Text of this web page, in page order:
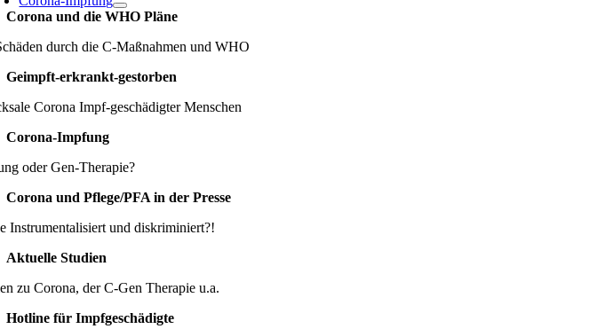
Corona und die WHO Pläne
durch die C-Maßnahmen und WHO
Geimpft-erkrankt-gestorben
Corona Impf-geschädigter Menschen
Corona-Impfung
oder Gen-Therapie?
Corona und Pflege/PFA in der Presse
Instrumentalisiert und diskriminiert?!
Aktuelle Studien
zu Corona, der C-Gen Therapie u.a.
Hotline für Impfgeschädigte